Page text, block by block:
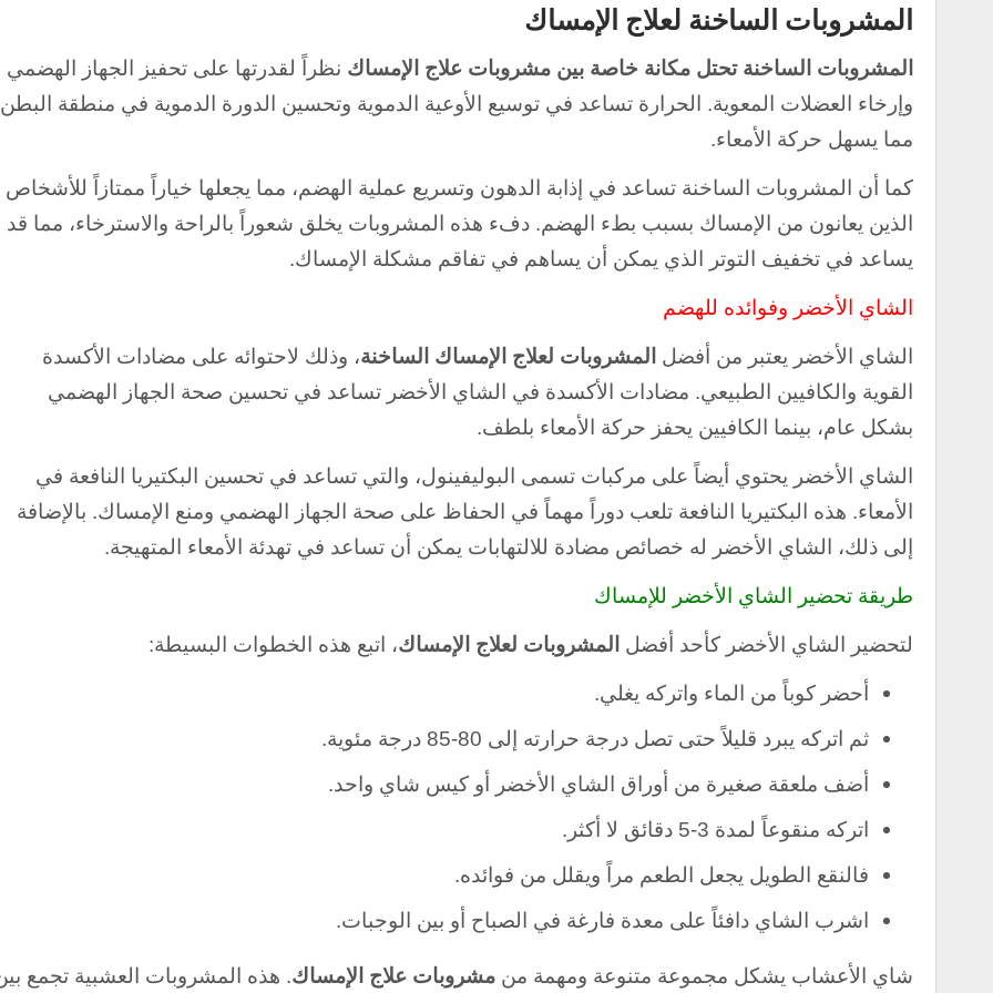
المشروبات الساخنة لعلاج الإمساك
المشروبات الساخنة تحتل مكانة خاصة بين مشروبات علاج الإمساك نظراً لقدرتها على تحفيز الجهاز الهضمي
وإرخاء العضلات المعوية. الحرارة تساعد في توسيع الأوعية الدموية وتحسين الدورة الدموية في منطقة
مما يسهل حركة الأمعاء.
كما أن المشروبات الساخنة تساعد في إذابة الدهون وتسريع عملية الهضم، مما يجعلها خياراً ممتازاً للأشخاص
الذين يعانون من الإمساك بسبب بطء الهضم. دفء هذه المشروبات يخلق شعوراً بالراحة والاسترخاء، مما قد
يساعد في تخفيف التوتر الذي يمكن أن يساهم في تفاقم مشكلة الإمساك.
الشاي الأخضر وفوائده للهضم
الشاي الأخضر يعتبر من أفضل المشروبات لعلاج الإمساك الساخنة، وذلك لاحتوائه على مضادات الأكسدة
القوية والكافيين الطبيعي. مضادات الأكسدة في الشاي الأخضر تساعد في تحسين صحة الجهاز الهضمي
بشكل عام، بينما الكافيين يحفز حركة الأمعاء بلطف.
الشاي الأخضر يحتوي أيضاً على مركبات تسمى البوليفينول، والتي تساعد في تحسين البكتيريا النافعة في
الأمعاء. هذه البكتيريا النافعة تلعب دوراً مهماً في الحفاظ على صحة الجهاز الهضمي ومنع الإمساك. بالإضافة
إلى ذلك، الشاي الأخضر له خصائص مضادة للالتهابات يمكن أن تساعد في تهدئة الأمعاء المتهيجة.
طريقة تحضير الشاي الأخضر للإمساك
لتحضير الشاي الأخضر كأحد أفضل المشروبات لعلاج الإمساك، اتبع هذه الخطوات البسيطة:
أحضر كوباً من الماء واتركه يغلي.
ثم اتركه يبرد قليلاً حتى تصل درجة حرارته إلى 80-85 درجة مئوية.
أضف ملعقة صغيرة من أوراق الشاي الأخضر أو كيس شاي واحد.
اتركه منقوعاً لمدة 3-5 دقائق لا أكثر.
فالنقع الطويل يجعل الطعم مراً ويقلل من فوائده.
اشرب الشاي دافئاً على معدة فارغة في الصباح أو بين الوجبات.
شاي الأعشاب يشكل مجموعة متنوعة ومهمة من مشروبات علاج الإمساك. هذه المشروبات العشبية تجمع